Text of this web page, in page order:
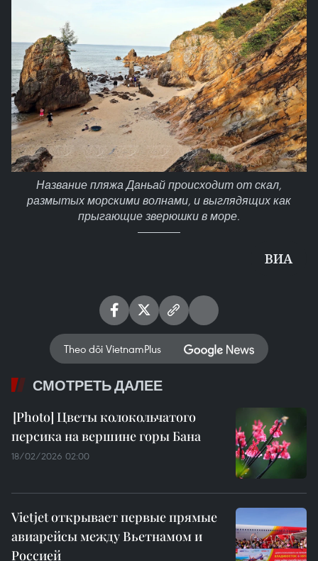
Название пляжа Даньай происходит от скал,
размытых морскими волнами, и выглядящих как
прыгающие зверюшки в море.
ВИА
Theo dõi VietnamPlus
СМОТРЕТЬ ДАЛЕЕ
Цветы колокольчатого
персика на вершине горы Бана
18/02/2026 02:00
Vietjet открывает первые прямые
авиарейсы между Вьетнамом и
Россией